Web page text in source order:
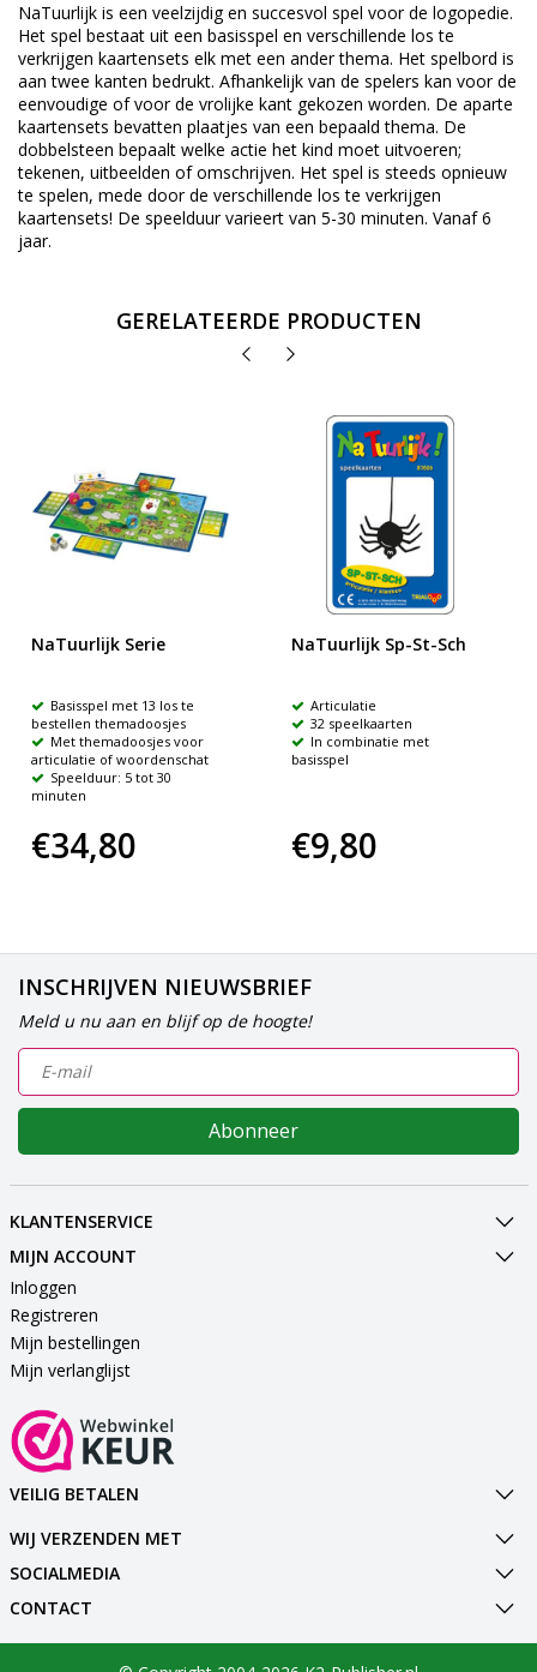
NaTuurlijk is een veelzijdig en succesvol spel voor de logopedie.
Het spel bestaat uit een basisspel en verschillende los te
verkrijgen kaartensets elk met een ander thema. Het spelbord is
aan twee kanten bedrukt. Afhankelijk van de spelers kan voor de
eenvoudige of voor de vrolijke kant gekozen worden. De aparte
kaartensets bevatten plaatjes van een bepaald thema. De
dobbelsteen bepaalt welke actie het kind moet uitvoeren;
tekenen, uitbeelden of omschrijven. Het spel is steeds opnieuw
te spelen, mede door de verschillende los te verkrijgen
kaartensets! De speelduur varieert van 5-30 minuten. Vanaf 6
jaar.
GERELATEERDE PRODUCTEN
NaTuurlijk Serie
Basisspel met 13 los te
bestellen themadoosjes
Met themadoosjes voor
articulatie of woordenschat
Speelduur: 5 tot 30
minuten
€34,80
NaTuurlijk Sp-St-Sch
Articulatie
32 speelkaarten
In combinatie met
basisspel
€9,80
INSCHRIJVEN NIEUWSBRIEF
Meld u nu aan en blijf op de hoogte!
Abonneer
KLANTENSERVICE
MIJN ACCOUNT
Inloggen
Registreren
Mijn bestellingen
Mijn verlanglijst
VEILIG BETALEN
WIJ VERZENDEN MET
SOCIALMEDIA
CONTACT